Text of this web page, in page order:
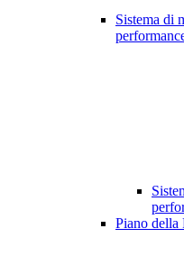
Sistema di
Piano della